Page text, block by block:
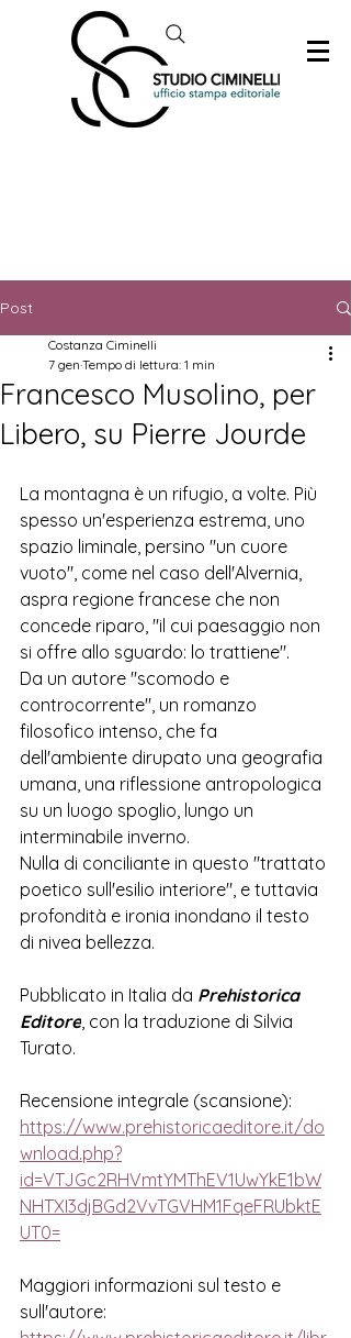
Post
Francesco Musolino, per
Libero, su Pierre Jourde
Costanza Ciminelli
7 gen Tempo di lettura: 1 min
La montagna è un rifugio, a volte. Più
spesso un'esperienza estrema, uno
spazio liminale, persino "un cuore
vuoto", come nel caso dell'Alvernia,
aspra regione francese che non
concede riparo, "il cui paesaggio non
si offre allo sguardo: lo trattiene".
Da un autore "scomodo e
controcorrente", un romanzo
filosofico intenso, che fa
dell'ambiente dirupato una geografia
umana, una riflessione antropologica
su un luogo spoglio, lungo un
interminabile inverno.
Nulla di conciliante in questo "trattato
poetico sull'esilio interiore", e tuttavia
profondità e ironia inondano il testo
di nivea bellezza.
Pubblicato in Italia da Prehistorica
Editore, con la traduzione di Silvia
Turato.
Recensione integrale (scansione):
https://www.prehistoricaeditore.it/do
wnload.php?
id=VTJGc2RHVmtYMThEV1UwYkE1bW
NHTXI3djBGd2VvTGVHM1FqeFRUbktE
UT0=
Maggiori informazioni sul testo e
sull'autore: